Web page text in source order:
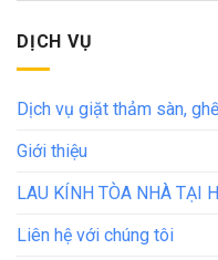
DỊCH VỤ
Dịch vụ giặt thảm sàn,
Giới thiệu
LAU KÍNH TÒA NHÀ TẠI
Liên hệ với chúng tôi